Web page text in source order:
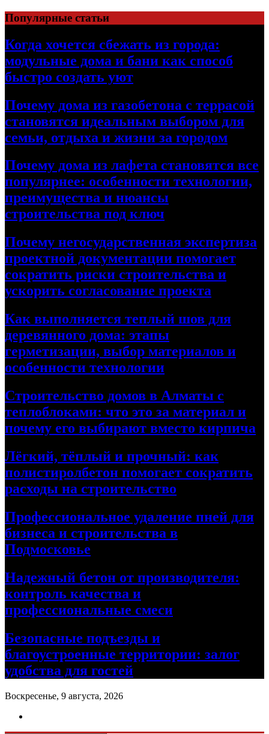
Перейти
к
содержимому
Популярные статьи
Когда хочется сбежать из города:
модульные дома и бани как способ
быстро создать уют
Почему дома из газобетона с террасой
становятся идеальным выбором для
семьи, отдыха и жизни за городом
Почему дома из лафета становятся все
популярнее: особенности технологии,
преимущества и нюансы
строительства под ключ
Почему негосударственная экспертиза
проектной документации помогает
сократить риски строительства и
ускорить согласование проекта
Как выполняется теплый шов для
деревянного дома: этапы
герметизации, выбор материалов и
особенности технологии
Строительство домов в Алматы с
теплоблоками: что это за материал и
почему его выбирают вместо кирпича
Лёгкий, тёплый и прочный: как
полистиролбетон помогает сократить
расходы на строительство
Профессиональное удаление пней для
бизнеса и строительства в
Подмосковье
Надежный бетон от производителя:
контроль качества и
профессиональные смеси
Безопасные подъезды и
благоустроенные территории: залог
удобства для гостей
Воскресенье, 9 августа, 2026